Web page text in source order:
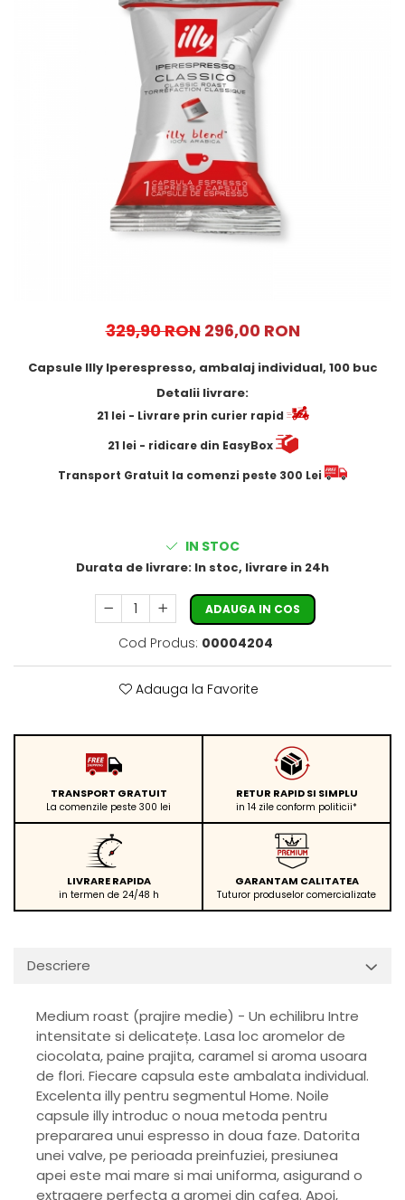
Nespresso Professional
Cafea Solubila
329,90 RON 296,00 RON
Capsule Illy Iperespresso, ambalaj individual, 100 buc
Detalii livrare:
21lei - Livrare prin curier rapid
21lei - ridicare din EasyBox
​​​​​​Transport Gratuit la comenzi peste 300 Lei
IN STOC
Durata de livrare: In stoc, livrare in 24h
ADAUGA IN COS
Cod Produs: 00004204
Adauga la Favorite
TRANSPORT GRATUIT
La comenzile peste 300 lei
RETUR RAPID SI SIMPLU
in 14 zile conform politicii*
LIVRARE RAPIDA
in termen de 24/48 h
GARANTAM CALITATEA
Tuturor produselor comercializate
Descriere
Medium roast (prajire medie) - Un echilibru Intre
intensitate si delicatețe. Lasa loc aromelor de
ciocolata, paine prajita, caramel si aroma usoara
de flori. Fiecare capsula este ambalata individual.
Excelenta illy pentru segmentul Home. Noile
capsule illy introduc o noua metoda pentru
prepararea unui espresso in doua faze. Datorita
unei valve, pe perioada preinfuziei, presiunea
apei este mai mare si mai uniforma, asigurand o
extragere perfecta a aromei din cafea. Apoi,